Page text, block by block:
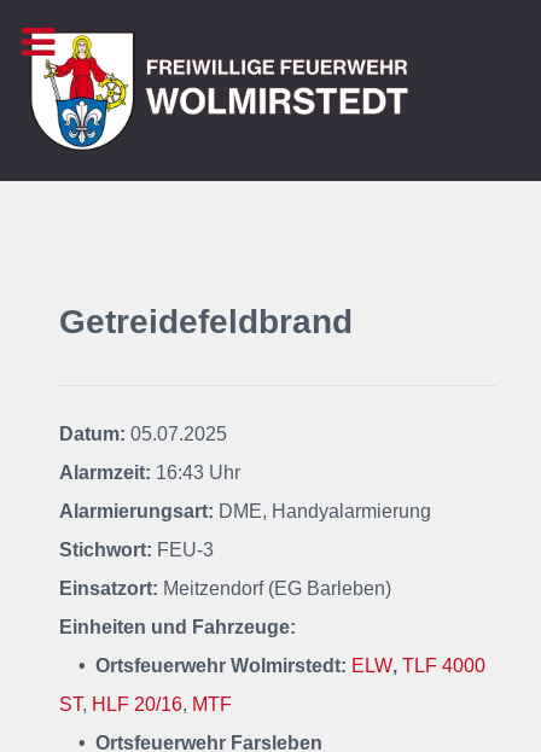
Getreidefeldbrand
Datum: 05.07.2025
Alarmzeit: 16:43 Uhr
Alarmierungsart: DME, Handyalarmierung
Stichwort: FEU-3
Einsatzort: Meitzendorf (EG Barleben)
Einheiten und Fahrzeuge:
• Ortsfeuerwehr Wolmirstedt: ELW, TLF 4000
ST, HLF 20/16, MTF
• Ortsfeuerwehr Farsleben